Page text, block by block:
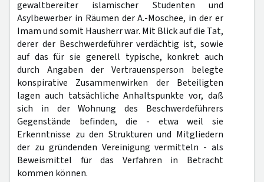
gewaltbereiter islamischer Studenten und
Asylbewerber in Räumen der A.-Moschee, in der er
Imam und somit Hausherr war. Mit Blick auf die Tat,
derer der Beschwerdeführer verdächtig ist, sowie
auf das für sie generell typische, konkret auch
durch Angaben der Vertrauensperson belegte
konspirative Zusammenwirken der Beteiligten
lagen auch tatsächliche Anhaltspunkte vor, daß
sich in der Wohnung des Beschwerdeführers
Gegenstände befinden, die - etwa weil sie
Erkenntnisse zu den Strukturen und Mitgliedern
der zu gründenden Vereinigung vermitteln - als
Beweismittel für das Verfahren in Betracht
kommen können.